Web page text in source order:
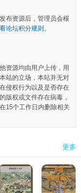
布资源后，管理员会根
论坛积分规则。
资源均由用户上传，用
站的立场，本站并无对
侵权行为以及是否存在
版权或文件存在病毒，
15个工作日内删除相关
更多